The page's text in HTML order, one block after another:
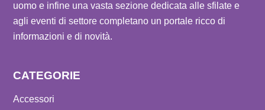
uomo e infine una vasta sezione dedicata alle sfilate e
agli eventi di settore completano un portale ricco di
informazioni e di novità.
CATEGORIE
Accessori